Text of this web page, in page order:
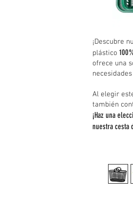
¡Descubre
plástico
ofrece una
Al elegir
también
¡Haz una
nuestra cesta